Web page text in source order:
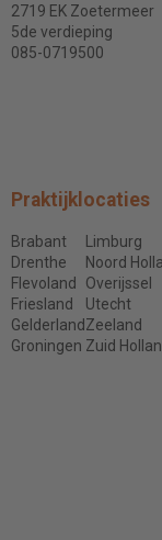
2719 EK Zoetermeer
5de verdieping
085-0719500
Praktijklocaties
Brabant
Drenthe
Flevoland
Friesland
Gelderland
Groningen
Limburg
Noord
Overijssel
Utecht
Zeeland
Zuid